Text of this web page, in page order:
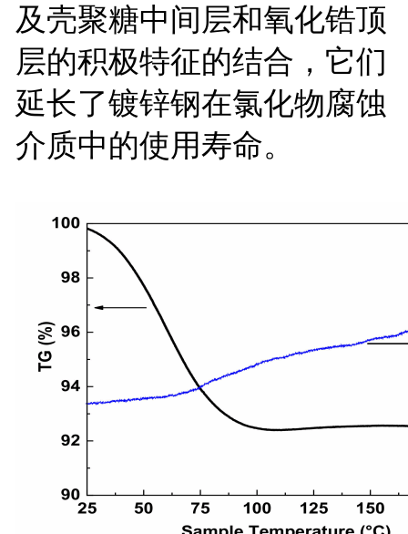
及壳聚糖中间层和氧化锆顶
层的积极特征的结合，它们
延长了镀锌钢在氯化物腐蚀
介质中的使用寿命。